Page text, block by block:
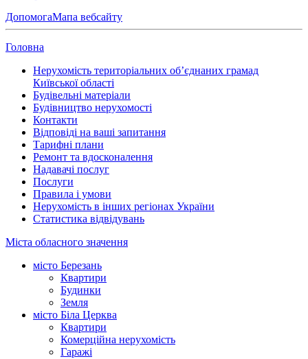
ДопомогаМапа вебсайту
Головна
Нерухомість територіальних об’єднаних грамад
Київської області
Будівельні матеріали
Будівництво нерухомості
Контакти
Відповіді на ваші запитання
Тарифні плани
Ремонт та вдосконалення
Надавачі послуг
Послуги
Правила і умови
Нерухомість в інших регіонах України
Статистика відвідувань
Міста обласного значення
місто Березань
Квартири
Будинки
Земля
місто Біла Церква
Квартири
Комерційна нерухомість
Гаражі